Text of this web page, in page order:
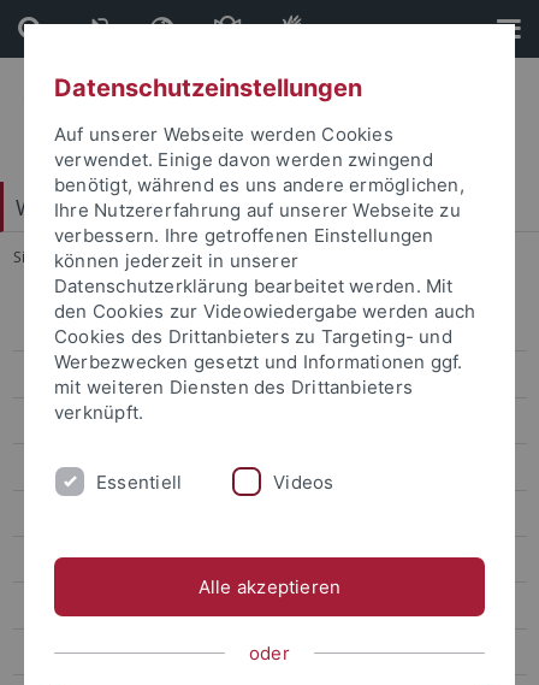
Direkt
zum
Inhalt
Direkt
zur
Fußleiste
Web-Styleguide Uni Tübingen
Sie sind hier: Startseite ... Ebene 4.5
Ebene 3.1
Ebene 3.2
Ebene 4.1
Ebene 4.2
Ebene 4.4
Ebene 4.5
Ebene 5.1
Datenschutzeinstellungen
Auf unserer Webseite werden Cookies
verwendet. Einige davon werden zwingend
benötigt, während es uns andere ermöglichen,
Ihre Nutzererfahrung auf unserer Webseite zu
verbessern. Ihre getroffenen Einstellungen
können jederzeit in unserer
Datenschutzerklärung bearbeitet werden. Mit
den Cookies zur Videowiedergabe werden auch
Cookies des Drittanbieters zu Targeting- und
Werbezwecken gesetzt und Informationen ggf.
mit weiteren Diensten des Drittanbieters
verknüpft.
Essentiell Videos
Alle akzeptieren
oder